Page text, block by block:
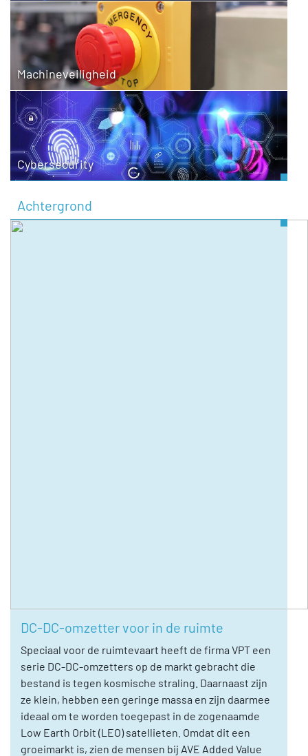
Machineveiligheid
Cybersecurity
Achtergrond
DC-DC-omzetter voor in de ruimte
Speciaal voor de ruimtevaart heeft de firma VPT een
serie DC-DC-omzetters op de markt gebracht die
bestand is tegen kosmische straling. Daarnaast zijn
ze klein, hebben een geringe massa en zijn daarmee
ideaal om te worden toegepast in de zogenaamde
Low Earth Orbit (LEO) satellieten. Omdat dit een
groeimarkt is, zien de mensen bij AVE Added Value